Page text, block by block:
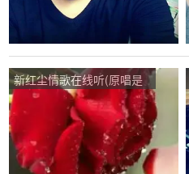
新红尘情歌在线听(原唱是
寒月/子夕)，回眸一笑演唱
点播:97次